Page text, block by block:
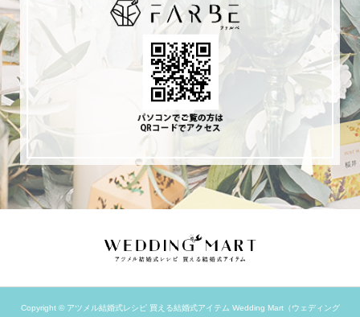
Copyright ©アツメル結婚式レシピ 買える結婚式アイテム Wedding Mart（ウェディング